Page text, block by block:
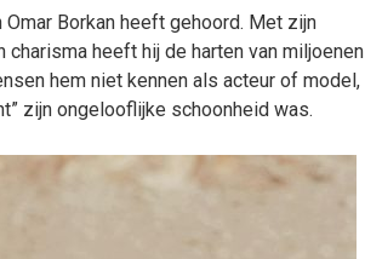
Borkan heeft gehoord. Met zijn
heeft hij de harten van miljoenen
hem niet kennen als acteur of model,
zijn ongelooflijke schoonheid was.